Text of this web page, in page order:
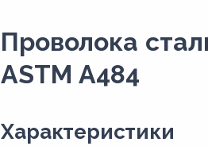
Проволока
ASTM A484
Xарактеристики